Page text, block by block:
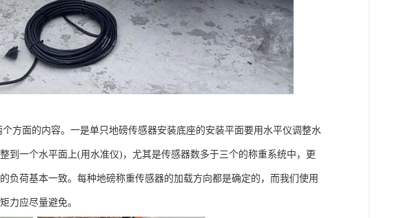
方面的内容。一是单只地磅传感器安装底座的安装平面要用水平仪调整水
到一个水平面上(用水准仪)，尤其是传感器数多于三个的称重系统中，更
负荷基本一致。每种地磅称重传感器的加载方向都是确定的，而我们使用
力应尽量避免。